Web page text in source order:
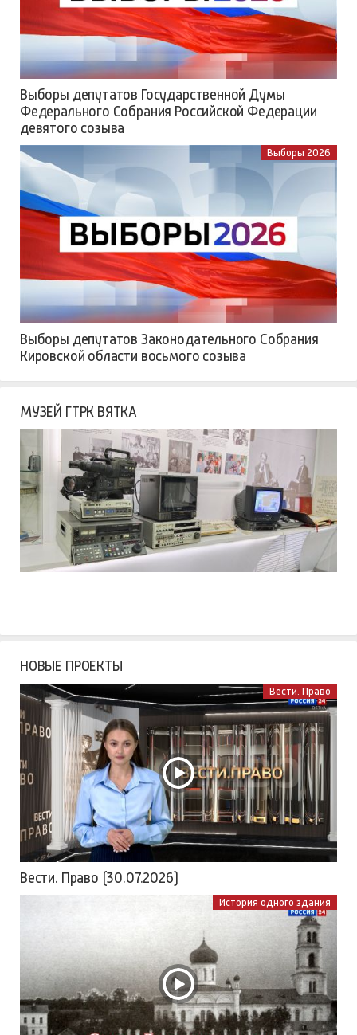
Выборы депутатов Государственной Думы
Федерального Собрания Российской Федерации
девятого созыва
Выборы 2026
Выборы депутатов Законодательного Собрания
Кировской области восьмого созыва
МУЗЕЙ ГТРК ВЯТКА
НОВЫЕ ПРОЕКТЫ
Вести. Право
Вести. Право (30.07.2026)
История одного здания